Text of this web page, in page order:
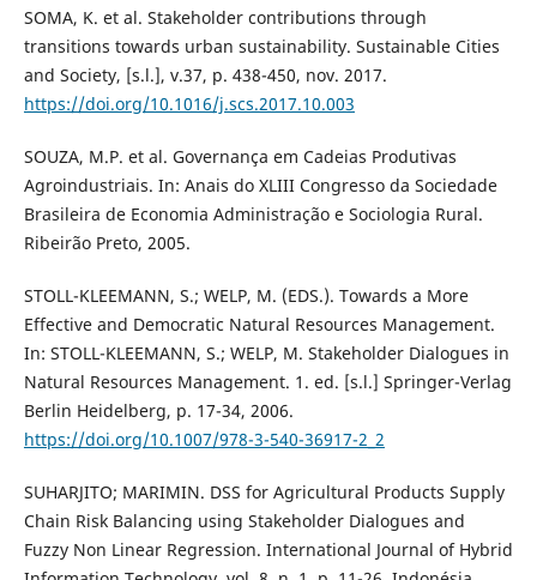
SOMA, K. et al. Stakeholder contributions through
transitions towards urban sustainability. Sustainable Cities
and Society, [s.l.], v.37, p. 438-450, nov. 2017.
https://doi.org/10.1016/j.scs.2017.10.003
SOUZA, M.P. et al. Governança em Cadeias Produtivas
Agroindustriais. In: Anais do XLIII Congresso da Sociedade
Brasileira de Economia Administração e Sociologia Rural.
Ribeirão Preto, 2005.
STOLL-KLEEMANN, S.; WELP, M. (EDS.). Towards a More
Effective and Democratic Natural Resources Management.
In: STOLL-KLEEMANN, S.; WELP, M. Stakeholder Dialogues in
Natural Resources Management. 1. ed. [s.l.] Springer-Verlag
Berlin Heidelberg, p. 17-34, 2006.
https://doi.org/10.1007/978-3-540-36917-2_2
SUHARJITO; MARIMIN. DSS for Agricultural Products Supply
Chain Risk Balancing using Stakeholder Dialogues and
Fuzzy Non Linear Regression. International Journal of Hybrid